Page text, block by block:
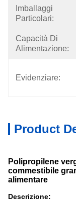
Imballaggi
Particolari:
Capacità Di
Alimentazione:
Evidenziare:
Product
Polipropilene
commestibile
alimentare
Descrizione: